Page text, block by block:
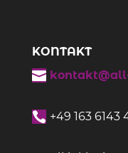
KONTAKT

 +49 163 6143